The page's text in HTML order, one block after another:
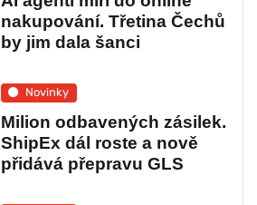
nakupování. Třetina Čechů
by jim dala šanci
Novinky
Milion odbavených zásilek.
ShipEx dál roste a nově
přidává přepravu GLS